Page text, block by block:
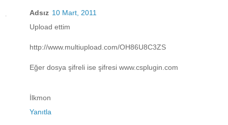
Adsız 10 Mart, 2011
Upload ettim
http://www.multiupload.com/OH86U8C3ZS
Eğer dosya şifreli ise şifresi www.csplugin.com
İlkmon
Yanıtla